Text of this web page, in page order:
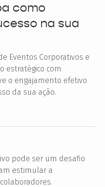
como
na sua
Eventos Corporativos e
estratégico com
o engajamento efetivo
da sua ação.
pode ser um desafio
estimular a